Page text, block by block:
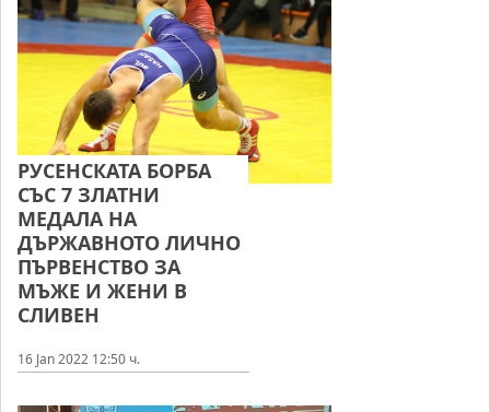
РУСЕНСКАТА БОРБА
СЪС 7 ЗЛАТНИ
МЕДАЛА НА
ДЪРЖАВНОТО ЛИЧНО
ПЪРВЕНСТВО ЗА
МЪЖЕ И ЖЕНИ В
СЛИВЕН
16 Jan 2022 12:50 ч.